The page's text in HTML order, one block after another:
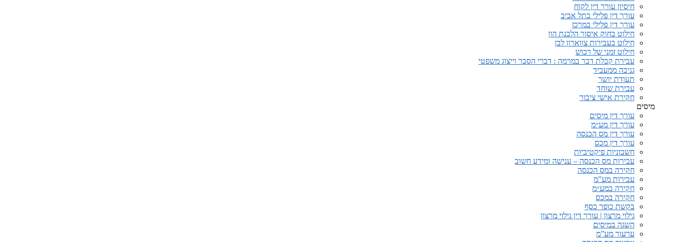
חיסיון עורך דין לקוח
עורך דין פלילי בתל אביב
עורך דין פלילי במרכז
חילוט בחוק איסור הלבנת הון
חילוט בעבירות צווארון לבן
חילוט זמני של רכוש
עבירת קבלת דבר במרמה : דברי הסבר וייצוג משפטי
גניבה ממעביד
תעודת יושר
עבירת שוחד
חקירת אישי ציבור
מיסים
עורך דין מיסים
עורך דין מע״מ
עורך דין מס הכנסה
עורך דין מכס
חשבוניות פיקטיביות
עבירות מס הכנסה – ענישה ומידע חשוב
חקירה במס הכנסה
עבירות מע"מ
חקירה במע״מ
חקירה במכס
בקשת כופר כסף
גילוי מרצון | עורך דין גילוי מרצון
השגה במיסים
ערעור מע”מ